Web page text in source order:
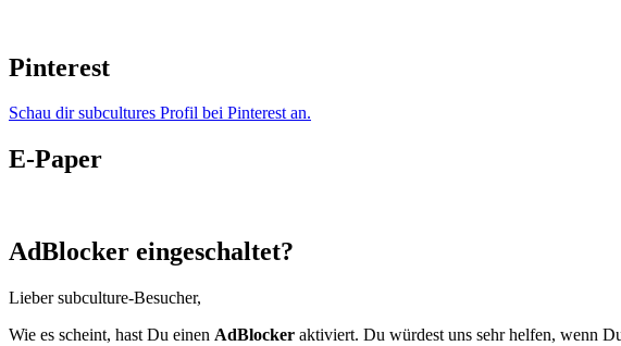
Pinterest
Schau dir subcultures Profil bei Pinterest an.
E-Paper
AdBlocker eingeschaltet?
Lieber subculture-Besucher,
Wie es scheint, hast Du einen AdBlocker aktiviert. Du würdest uns sehr helfen, wenn